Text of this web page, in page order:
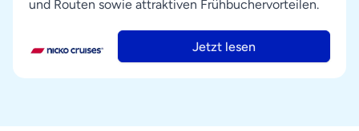
und Routen sowie attraktiven Frühbuchervorteilen.
Jetzt lesen